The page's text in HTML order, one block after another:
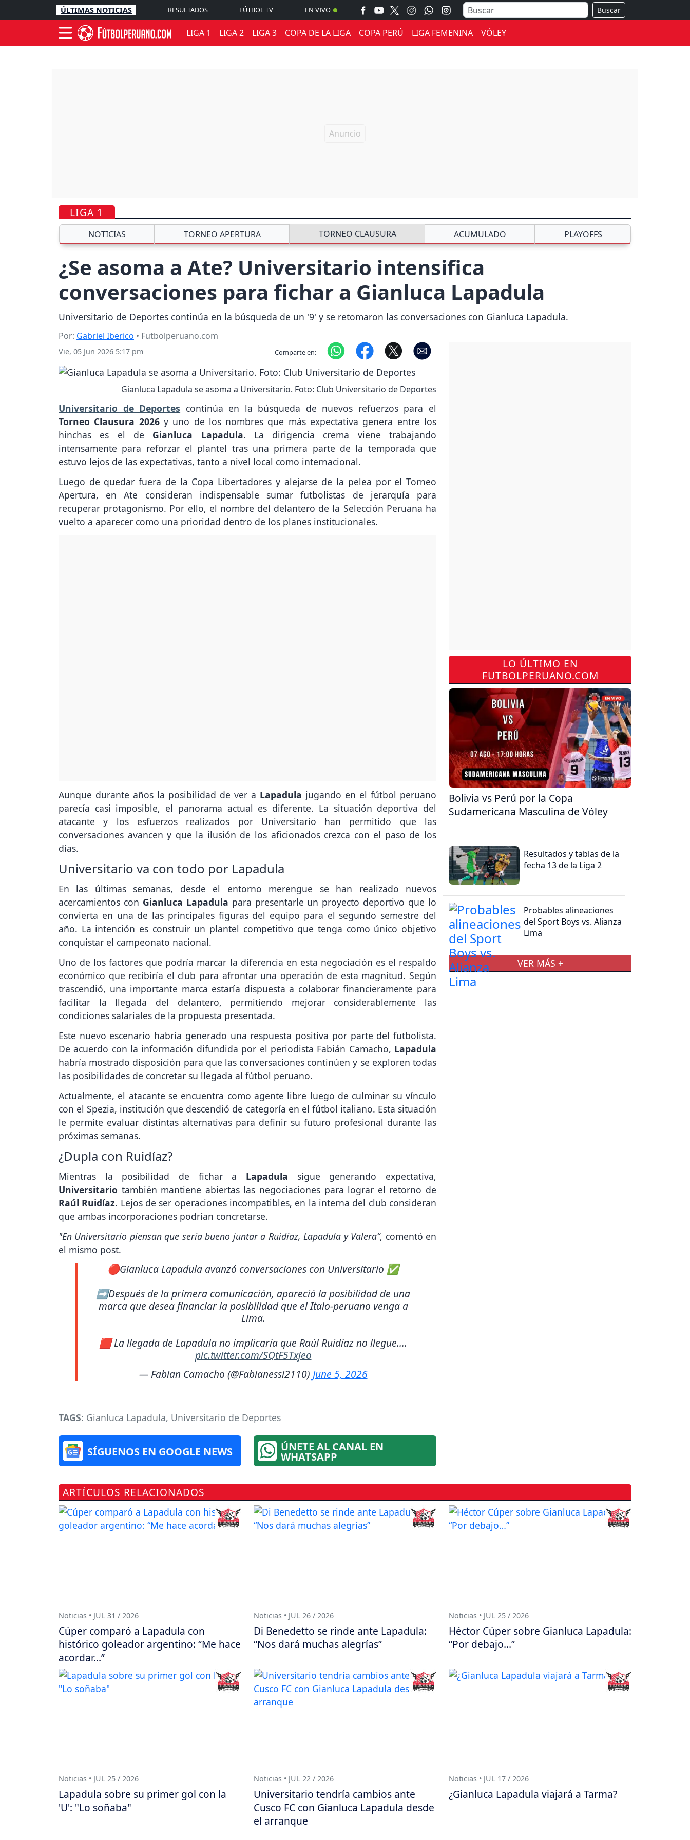
ÚLTIMAS NOTICIAS RESULTADOS FÚTBOL TV EN VIVO Buscar
LIGA 1 LIGA 2 LIGA 3 COPA DE LA LIGA COPA PERÚ LIGA FEMENINA VÓLEY
LIGA 1
NOTICIAS TORNEO APERTURA TORNEO CLAUSURA ACUMULADO PLAYOFFS
¿Se asoma a Ate? Universitario intensifica
conversaciones para fichar a Gianluca Lapadula
Universitario de Deportes continúa en la búsqueda de un '9' y se retomaron las conversaciones con Gianluca Lapadula.
Por: Gabriel Iberico • Futbolperuano.com
Vie, 05 Jun 2026 5:17 pm Comparte en:
Gianluca Lapadula se asoma a Universitario. Foto: Club Universitario de Deportes
Universitario de Deportes continúa en la búsqueda de nuevos refuerzos para el
Torneo Clausura 2026y uno de los nombres que más expectativa genera entre los
hinchas es el de Gianluca Lapadula. La dirigencia crema viene trabajando
intensamente para reforzar el plantel tras una primera parte de la temporada que
estuvo lejos de las expectativas, tanto a nivel local como internacional.
Luego de quedar fuera de la Copa Libertadores y alejarse de la pelea por el Torneo
Apertura, en Ate consideran indispensable sumar futbolistas de jerarquía para
recuperar protagonismo. Por ello, el nombre del delantero de la Selección Peruana ha
vuelto a aparecer como una prioridad dentro de los planes institucionales.
Aunque durante años la posibilidad de ver a Lapadula jugando en el fútbol peruano
parecía casi imposible, el panorama actual es diferente. La situación deportiva del
atacante y los esfuerzos realizados por Universitario han permitido que las
conversaciones avancen y que la ilusión de los aficionados crezca con el paso de los
días.
Universitario va con todo por Lapadula
En las últimas semanas, desde el entorno merengue se han realizado nuevos
acercamientos con Gianluca Lapadula para presentarle un proyecto deportivo que lo
convierta en una de las principales figuras del equipo para el segundo semestre del
año. La intención es construir un plantel competitivo que tenga como único objetivo
conquistar el campeonato nacional.
Uno de los factores que podría marcar la diferencia en esta negociación es el respaldo
económico que recibiría el club para afrontar una operación de esta magnitud. Según
trascendió, una importante marca estaría dispuesta a colaborar financieramente para
facilitar la llegada del delantero, permitiendo mejorar considerablemente las
condiciones salariales de la propuesta presentada.
Este nuevo escenario habría generado una respuesta positiva por parte del futbolista.
De acuerdo con la información difundida por el periodista Fabián Camacho, Lapadula
habría mostrado disposición para que las conversaciones continúen y se exploren todas
las posibilidades de concretar su llegada al fútbol peruano.
Actualmente, el atacante se encuentra como agente libre luego de culminar su vínculo
con el Spezia, institución que descendió de categoría en el fútbol italiano. Esta situación
le permite evaluar distintas alternativas para definir su futuro profesional durante las
próximas semanas.
¿Dupla con Ruidíaz?
Mientras la posibilidad de fichar a Lapadula sigue generando expectativa,
Universitario también mantiene abiertas las negociaciones para lograr el retorno de
Raúl Ruidíaz. Lejos de ser operaciones incompatibles, en la interna del club consideran
que ambas incorporaciones podrían concretarse.
"En Universitario piensan que sería bueno juntar a Ruidíaz, Lapadula y Valera“, comentó en
el mismo post.
🔴Gianluca Lapadula avanzó conversaciones con Universitario ✅
➡️Después de la primera comunicación, apareció la posibilidad de una
marca que desea financiar la posibilidad que el Italo-peruano venga a
Lima.
🟥 La llegada de Lapadula no implicaría que Raúl Ruidíaz no llegue.…
pic.twitter.com/SQtF5Txjeo
— Fabian Camacho (@Fabianessi2110) June 5, 2026
TAGS: Gianluca Lapadula, Universitario de Deportes
SÍGUENOS EN GOOGLE NEWS ÚNETE AL CANAL EN
WHATSAPP
LO ÚLTIMO EN
FUTBOLPERUANO.COM
Bolivia vs Perú por la Copa
Sudamericana Masculina de Vóley
Resultados y tablas de la
fecha 13 de la Liga 2
Probables alineaciones
del Sport Boys vs. Alianza
Lima
VER MÁS +
ARTÍCULOS RELACIONADOS
Noticias • JUL 31 / 2026
Cúper comparó a Lapadula con
histórico goleador argentino: “Me hace
acordar…”
Noticias • JUL 26 / 2026
Di Benedetto se rinde ante Lapadula:
“Nos dará muchas alegrías”
Noticias • JUL 25 / 2026
Héctor Cúper sobre Gianluca Lapadula:
“Por debajo…”
Noticias • JUL 25 / 2026
Lapadula sobre su primer gol con la
'U': "Lo soñaba"
Noticias • JUL 22 / 2026
Universitario tendría cambios ante
Cusco FC con Gianluca Lapadula desde
el arranque
Noticias • JUL 17 / 2026
¿Gianluca Lapadula viajará a Tarma?